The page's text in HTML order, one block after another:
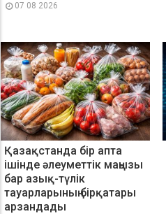
07 08 2026
Қазақстанда бір апта
ішінде әлеуметтік маңызы
бар азық-түлік
тауарларының бірқатары
арзандады